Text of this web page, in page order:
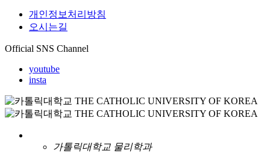
개인정보처리방침
오시는길
Official SNS Channel
youtube
insta
가톨릭대학교 물리학과